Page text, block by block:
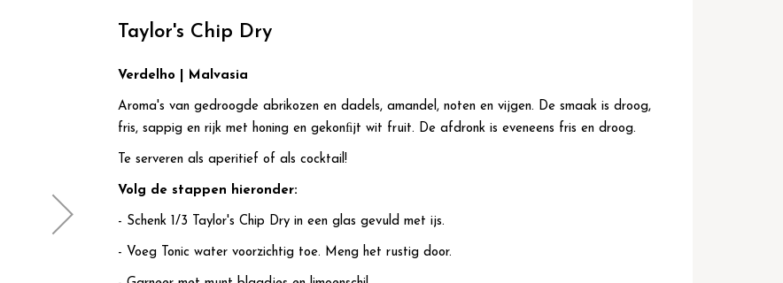
Taylor's Chip Dry
Verdelho | Malvasia
Aroma's van gedroogde abrikozen en dadels, amandel, noten en vijgen. De smaak is droog,
fris, sappig en rijk met honing en gekonﬁjt wit fruit. De afdronk is eveneens fris en droog.
Te serveren als aperitief of als cocktail!
Volg de stappen hieronder:
- Schenk 1/3 Taylor's Chip Dry in een glas gevuld met ijs.
- Voeg Tonic water voorzichtig toe. Meng het rustig door.